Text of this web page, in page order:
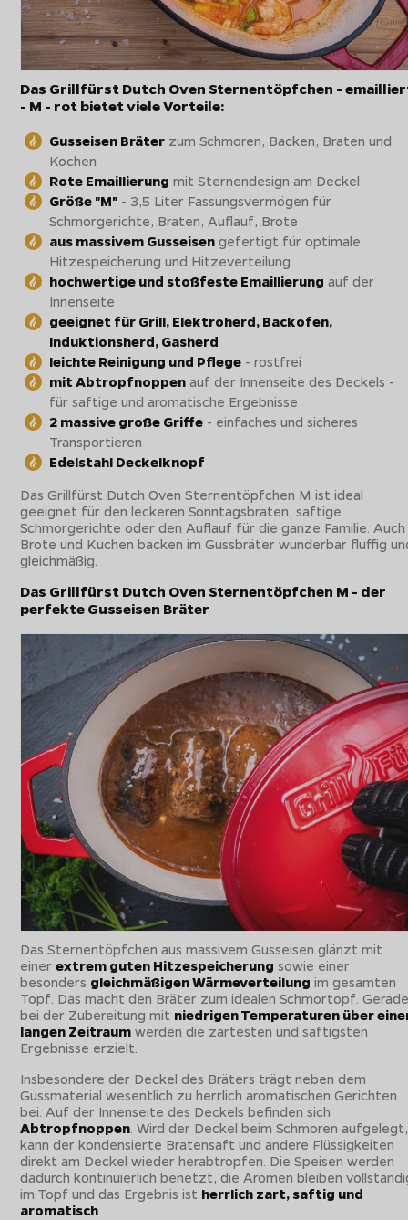
Das Grillfürst Dutch Oven Sternentöpfchen -
- M - rot bietet viele Vorteile:
Gusseisen Bräter zum Schmoren, Backen, Braten und
Kochen
Rote Emaillierung mit Sternendesign am Deckel
Größe "M" - 3,5 Liter Fassungsvermögen für
Schmorgerichte, Braten, Auflauf, Brote
aus massivem Gusseisen gefertigt für optimale
Hitzespeicherung und Hitzeverteilung
hochwertige und stoßfeste Emaillierung auf der
Innenseite
geeignet für Grill, Elektroherd, Backofen,
Induktionsherd, Gasherd
leichte Reinigung und Pflege - rostfrei
mit Abtropfnoppen auf der Innenseite des Deckels -
für saftige und aromatische Ergebnisse
2 massive große Griffe - einfaches und sicheres
Transportieren
Edelstahl Deckelknopf
Das Grillfürst Dutch Oven Sternentöpfchen M ist ideal
geeignet für den leckeren Sonntagsbraten, saftige
Schmorgerichte oder den Auflauf für die ganze Familie. Auch
Brote und Kuchen backen im Gussbräter wunderbar fluffig
gleichmäßig.
Das Grillfürst Dutch Oven Sternentöpfchen M - der
perfekte Gusseisen Bräter
Das Sternentöpfchen aus massivem Gusseisen glänzt mit
einerextrem guten Hitzespeicherung sowie einer
besonders gleichmäßigen Wärmeverteilung im gesamten
Topf. Das macht den Bräter zum idealen Schmortopf.
bei der Zubereitung mit niedrigen Temperaturen über
langen Zeitraum werden die zartesten und saftigsten
Ergebnisse erzielt.
Insbesondere der Deckel des Bräters trägt neben dem
Gussmaterial wesentlich zu herrlich aromatischen Gerichten
bei. Auf der Innenseite des Deckels befinden sich
Abtropfnoppen . Wird der Deckel beim Schmoren aufgelegt,
kann der kondensierte Bratensaft und andere Flüssigkeiten
direkt am Deckel wieder herabtropfen. Die Speisen werden
dadurch kontinuierlich benetzt, die Aromen bleiben
im Topf und das Ergebnis ist herrlich zart, saftig und
aromatisch